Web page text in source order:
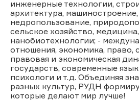
инженерные технологии,
архитектура, машиностроение,
недропользование,
сельское хозяйство, медицина,
нанобиотехнологии; -
отношения, экономика, право,
правовая и экономическая
государств, современные
психологи и т.д. Объединяя
разных культур, РУДН
которые делают мир лучше!